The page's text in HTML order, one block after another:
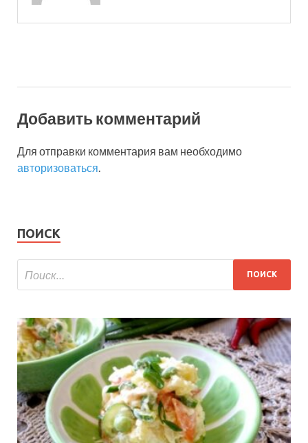
Добавить комментарий
Для отправки комментария вам необходимо
авторизоваться.
ПОИСК